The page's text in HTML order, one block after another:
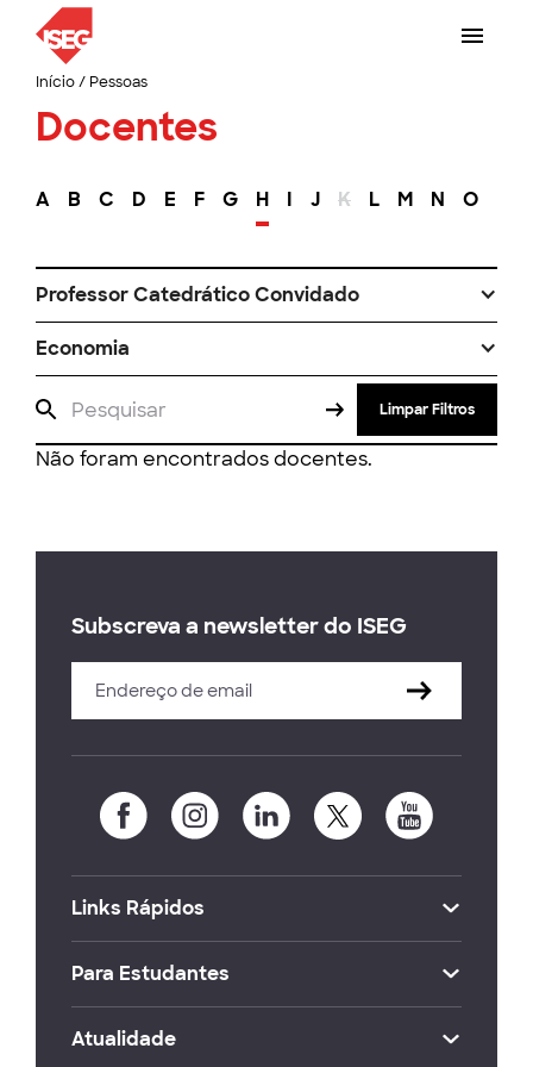
Início/ Pessoas
Docentes
A B C D E F G H I J K L M N O
Professor Catedrático Convidado
Economia
Limpar Filtros
Não foram encontrados docentes.
Subscreva a newsletter do ISEG
Links Rápidos
Para Estudantes
Atualidade